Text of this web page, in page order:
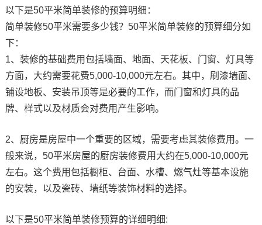
以下是50平米简单装修的预算明细：
简单装修50平米需要多少钱？50平米简单装修的预算细分如
下：
1、装修的基础费用包括墙面、地面、天花板、门窗、灯具等
方面，大约需要花费5,000-10,000元左右。其中，刷漆墙面、
铺设地板、安装吊顶等是必要的工作，而门窗和灯具的品
牌、样式以及材质会对费用产生影响。
2、厨房是房屋中一个重要的区域，需要考虑其装修费用。一
般来说，50平米房屋的厨房装修费用大约在5,000-10,000元
左右。这个费用包括橱柜、台面、水槽、燃气灶等基本设施
的安装，以及瓷砖、墙纸等装饰材料的选择。
以下是50平米简单装修预算的详细明细: